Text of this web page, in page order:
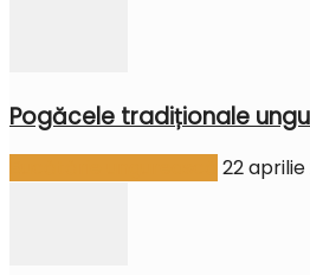
Pogăcele tradiționale
22 aprilie